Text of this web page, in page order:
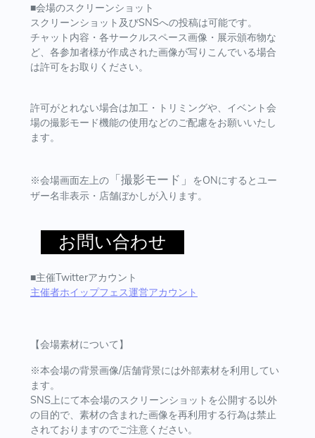
■会場のスクリーンショット
スクリーンショット及びSNSへの投稿は可能です。
チャット内容・各サークルスペース画像・展示頒布物な
ど、各参加者様が作成された画像が写りこんでいる場合
は許可をお取りください。
許可がとれない場合は加工・トリミングや、イベント会
場の撮影モード機能の使用などのご配慮をお願いいたし
ます。
※会場画面左上の 「撮影モード」 をONにするとユー
ザー名非表示・店舗ぼかしが入ります。
お問い合わせ
■主催Twitterアカウント
主催者ホイップフェス運営アカウント
【会場素材について】
※本会場の背景画像/店舗背景には外部素材を利用してい
ます。
SNS上にて本会場のスクリーンショットを公開する以外
の目的で、素材の含まれた画像を再利用する行為は禁止
されておりますのでご注意ください。